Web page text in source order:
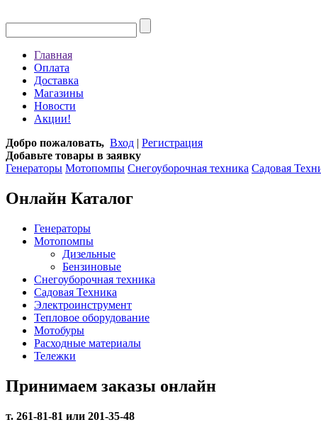
Главная
Оплата
Доставка
Магазины
Новости
Акции!
Добро пожаловать, Вход | Регистрация
Добавьте товары в заявку
Генераторы Мотопомпы Снегоуборочная техника Садовая
Онлайн Каталог
Генераторы
Мотопомпы
Дизельные
Бензиновые
Снегоуборочная техника
Садовая Техника
Электроинструмент
Тепловое оборудование
Мотобуры
Расходные материалы
Тележки
Принимаем заказы онлайн
т. 261-81-81 или 201-35-48